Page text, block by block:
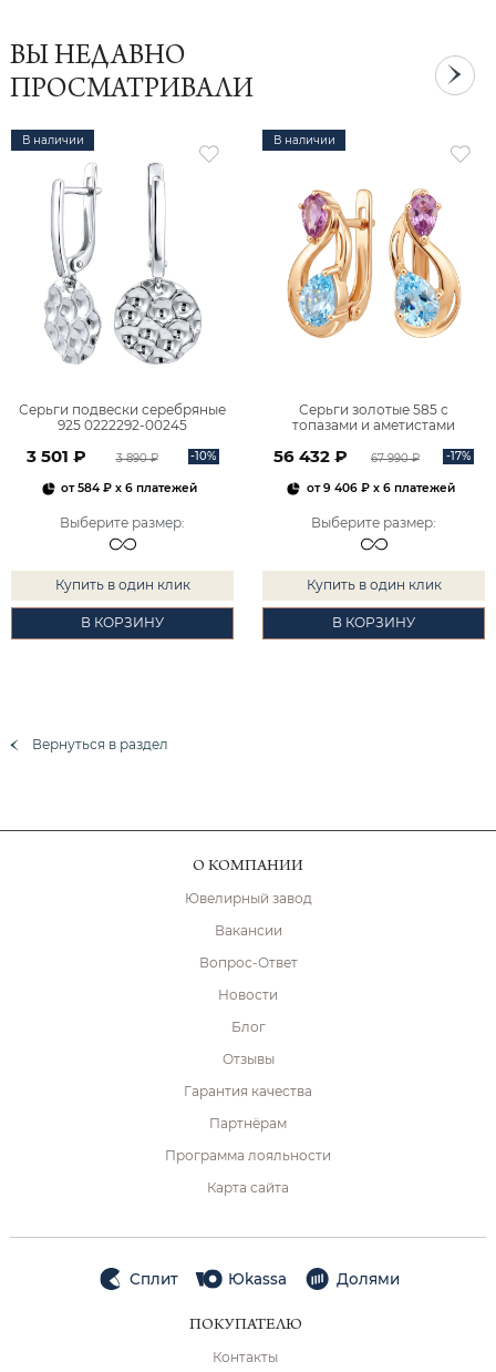
ВЫ НЕДАВНО
ПРОСМАТРИВАЛИ
В наличии
Серьги подвески серебряные
925 0222292-00245
3 501 ₽ 3 890 ₽ -10%
от584 ₽ x 6 платежей
Выберите размер:
Купить в один клик
В КОРЗИНУ
В наличии
Серьги золотые 585 с
топазами и аметистами
56 432 ₽ 67 990 ₽ -17%
от9 406 ₽x 6 платежей
Выберите размер:
Купить в один клик
В КОРЗИНУ
Вернуться в раздел
О КОМПАНИИ
Ювелирный завод
Вакансии
Вопрос-Ответ
Новости
Блог
Отзывы
Гарантия качества
Партнёрам
Программа лояльности
Карта сайта
Сплит Юkassa Долями
ПОКУПАТЕЛЮ
Контакты